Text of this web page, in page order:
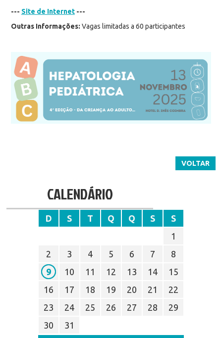
--- Site de Internet---
Outras Informações: Vagas limitadas a 60 participantes
VOLTAR
CALENDÁRIO
D S T Q Q S
S
1
2
3 4 5 6 7
8
9
10 11 12 13 14
15
16
17 18 19 20 21
22
23
24 25 26 27 28
29
30
31